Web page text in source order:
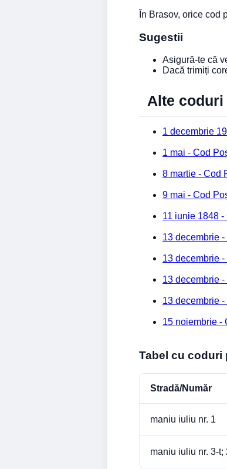
În Brasov, orice cod
Sugestii
Asigură-te că
Dacă trimiți
Alte
1 decembrie
1 mai - Cod
8 martie - Cod
9 mai - Cod
11 iunie 1848
13 decembrie
13 decembrie
13 decembrie
13 decembrie
15 noiembrie -
Tabel cu coduri
Stradă/Număr
maniu iuliu nr. 1
maniu iuliu nr. 3-t;